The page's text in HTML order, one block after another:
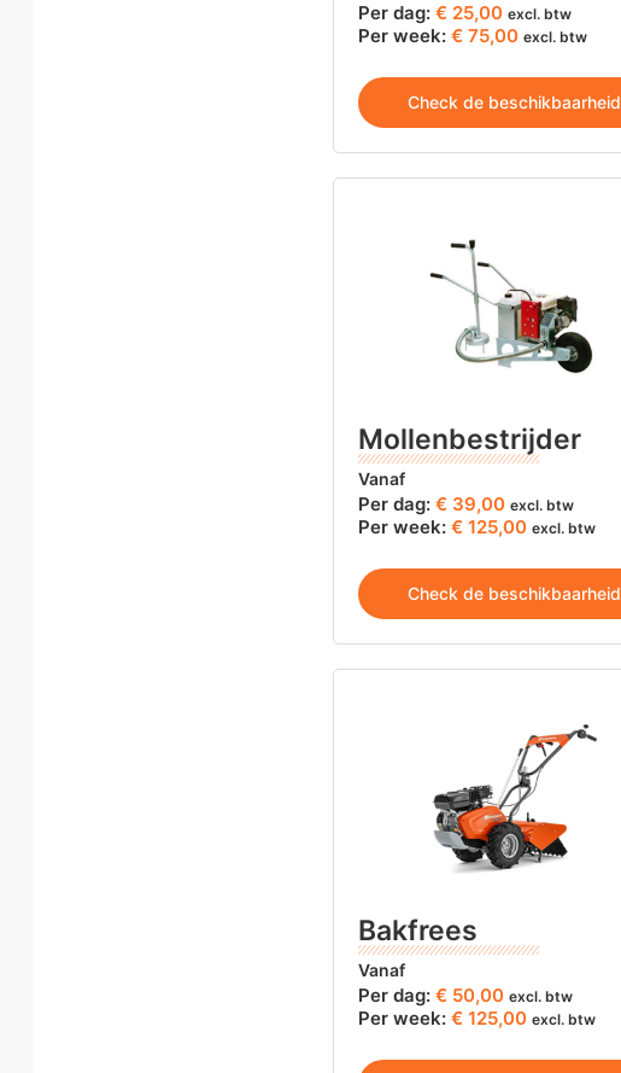
Per dag:€ 25,00 excl. btw
Per week:€ 75,00 excl. btw
Check de beschikbaarheid
Mollenbestrijder
Vanaf
Per dag:€ 39,00 excl. btw
Per week:€ 125,00 excl. btw
Check de beschikbaarheid
Bakfrees
Vanaf
Per dag:€ 50,00 excl. btw
Per week:€ 125,00 excl. btw